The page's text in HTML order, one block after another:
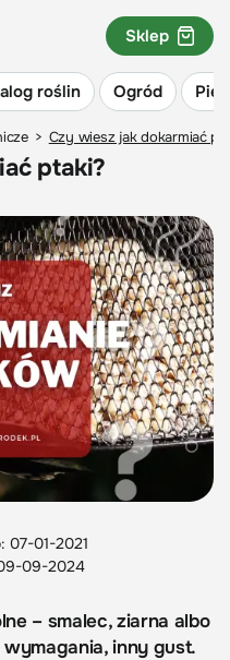
roślin Ogród
Sklep
> Czy wiesz jak dokarmiać
ptaki?
07-01-2021
09-2024
– smalec, ziarna albo
inny gust.